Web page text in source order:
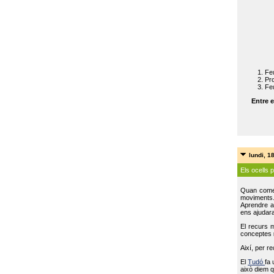
Entre
lundi,
Els ocells
Quan
Aprendre
ens
El recurs
conceptes
Així, per
ElTudófa
això diem